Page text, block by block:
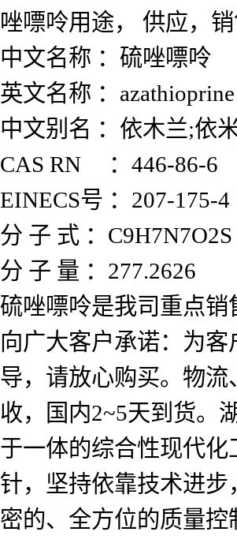
唑嘌呤用途， 供应，
中文名称 ：硫唑嘌呤
英文名称 ：azathioprine
中文别名 ：依木兰;依
CAS RN ：446-86-6
EINECS号 ：207-175-4
分 子 式 ：C9H7N7O2S
分 子 量 ：277.2626
硫唑嘌呤是我司重点
向广大客户承诺：为
导，请放心购买。物
收，国内2~5天到货。
于一体的综合性现代
针，坚持依靠技术进
密的、全方位的质量